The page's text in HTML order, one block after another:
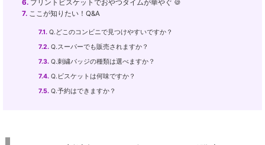
6. プリントビスケットでおやつタイムが華やぐ 🍪
7. ここが知りたい！Q&A
7.1. Q.どこのコンビニで見つけやすいですか？
7.2. Q.スーパーでも販売されますか？
7.3. Q.刺繍バッジの種類は選べますか？
7.4. Q.ビスケットは何味ですか？
7.5. Q.予約はできますか？